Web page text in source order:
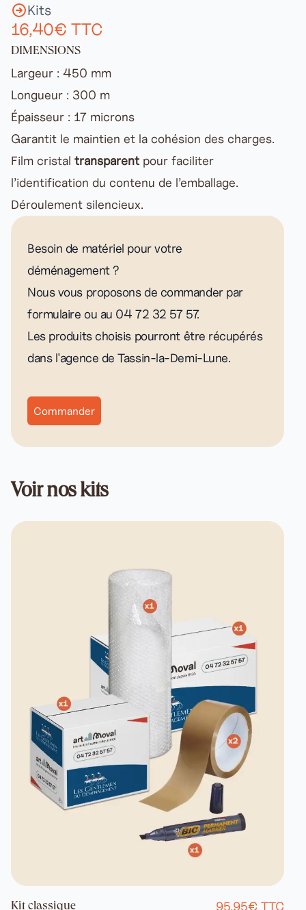
Kits
16,40€ TTC
DIMENSIONS
Largeur : 450 mm
Longueur : 300 m
Épaisseur : 17 microns
Garantit le maintien et la cohésion des charges.
Film cristal transparent pour faciliter
l’identification du contenu de l’emballage.
Déroulement silencieux.
Besoin de matériel pour votre
déménagement ?
Nous vous proposons de commander par
formulaire ou au 04 72 32 57 57.
Les produits choisis pourront être récupérés
dans l'agence de Tassin-la-Demi-Lune.
Commander
Voir nos kits
Kit classique 95,95€ TTC